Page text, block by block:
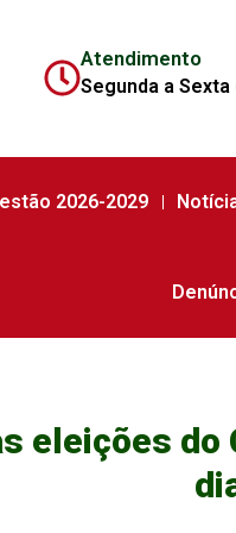
Atendimento
Segunda a Sexta
2026-2029
eleições